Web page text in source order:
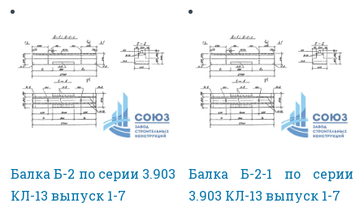
Балка Б-2 по серии 3.903
КЛ-13 выпуск 1-7
Балка Б-2-1 по серии
3.903 КЛ-13 выпуск 1-7